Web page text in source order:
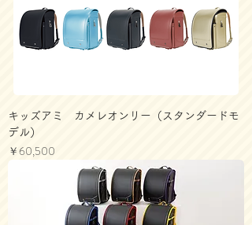
キッズアミ カメレオンリー（スタンダードモ
デル）
価格
￥60,500